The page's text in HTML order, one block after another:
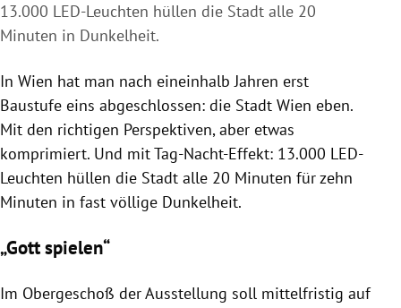
13.000 LED-Leuchten hüllen die Stadt alle 20
Minuten in Dunkelheit.
In Wien hat man nach eineinhalb Jahren erst
Baustufe eins abgeschlossen: die Stadt Wien eben.
Mit den richtigen Perspektiven, aber etwas
komprimiert. Und mit Tag-Nacht-Effekt: 13.000 LED-
Leuchten hüllen die Stadt alle 20 Minuten für zehn
Minuten in fast völlige Dunkelheit.
„Gott spielen“
Im Obergeschoß der Ausstellung soll mittelfristig auf